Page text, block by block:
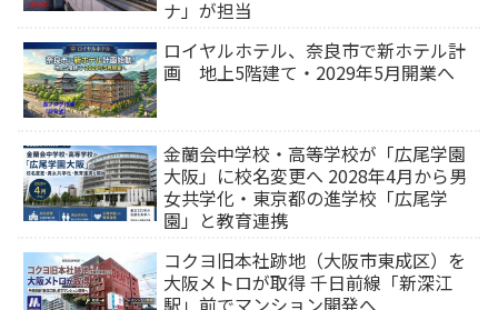
ナ」が担当
ロイヤルホテル、奈良市で新ホテル計
画 地上5階建て・2029年5月開業へ
金蘭会中学校・高等学校が「広尾学園
大阪」に校名変更へ 2028年4月から男
女共学化・東京都の進学校「広尾学
園」と教育連携
コクヨ旧本社跡地（大阪市東成区）を
大阪メトロが取得 千日前線「新深江
駅」前でマンション開発へ